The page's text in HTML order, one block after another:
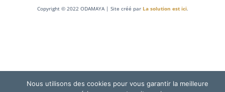
Copyright © 2022 ODAMAYA | Site créé par La solution est ici.
Nous utilisons des cookies pour vous garantir la meilleure